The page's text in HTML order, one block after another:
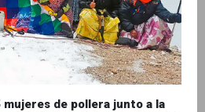
mujeres de pollera junto a la